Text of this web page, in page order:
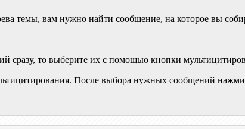
темы, вам нужно найти сообщение, на которое вы
сразу, то выберите их с помощью кнопки
После выбора нужных сообщений